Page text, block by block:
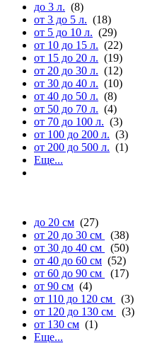
до 3 л. (8)
от 3 до 5 л. (18)
от 5 до 10 л. (29)
от 10 до 15 л. (22)
от 15 до 20 л. (19)
от 20 до 30 л. (12)
от 30 до 40 л. (10)
от 40 до 50 л. (8)
от 50 до 70 л. (4)
от 70 до 100 л. (3)
от 100 до 200 л. (3)
от 200 до 500 л. (1)
Еще...
до 20 см (27)
от 20 до 30 см
(38)
от 30 до 40 см
(50)
от 40 до 60 см (52)
от 60 до 90 см
(17)
от 90 см (4)
от 110 до 120 см
(3)
от 120 до 130 см
(3)
от 130 см (1)
Еще...